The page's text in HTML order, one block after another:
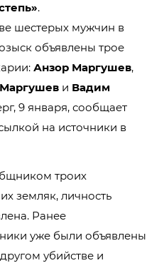
.
шестерых мужчин в
объявлены трое
Анзор Маргушев,
и Вадим
9 января, сообщает
на источники в
троих
земляк, личность
Ранее
уже были объявлены
убийстве и